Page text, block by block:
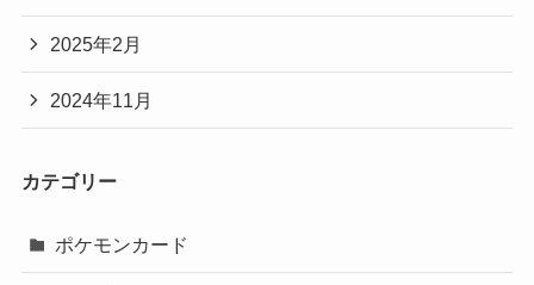
2025年2月
2024年11月
カテゴリー
ポケモンカード